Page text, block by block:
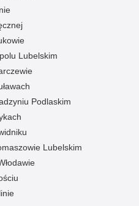
Lubelskim
Podlaskim
Lubelskim